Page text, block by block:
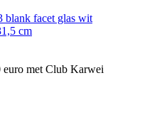
blank facet glas wit
cm
met Club Karwei